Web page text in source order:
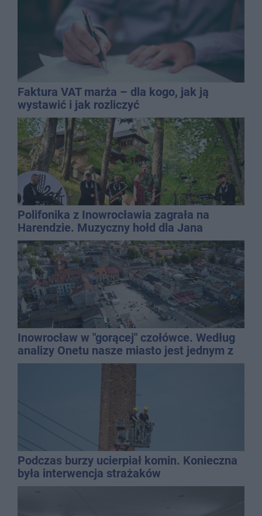
Faktura VAT marża – dla kogo, jak ją
wystawić i jak rozliczyć
Polifonika z Inowrocławia zagrała na
Harendzie. Muzyczny hołd dla Jana
Kasprowicza
Inowrocław w "gorącej" czołówce. Według
analizy Onetu nasze miasto jest jednym z
najbardziej narażonych na upały
Podczas burzy ucierpiał komin. Konieczna
była interwencja strażaków